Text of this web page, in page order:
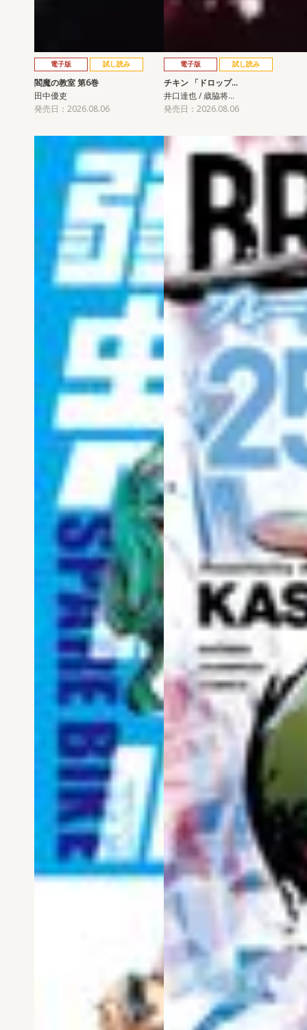
電子版 試し読み
閻魔の教室 第6巻
田中優吏
発売日：2026.08.06
電子版 試し読み
チキン 「ドロップ…
井口達也 / 歳脇将…
発売日：2026.08.06